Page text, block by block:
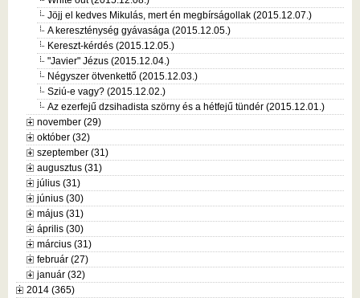
Jöjj el kedves Mikulás, mert én megbírságollak (2015.12.07.)
A kereszténység gyávasága (2015.12.05.)
Kereszt-kérdés (2015.12.05.)
"Javier" Jézus (2015.12.04.)
Négyszer ötvenkettő (2015.12.03.)
Sziú-e vagy? (2015.12.02.)
Az ezerfejű dzsihadista szörny és a hétfejű tündér (2015.12.01.)
november (29)
október (32)
szeptember (31)
augusztus (31)
július (31)
június (30)
május (31)
április (30)
március (31)
február (27)
január (32)
2014 (365)